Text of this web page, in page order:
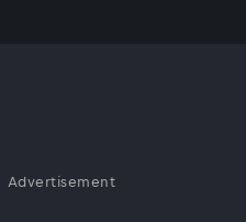
Advertisement